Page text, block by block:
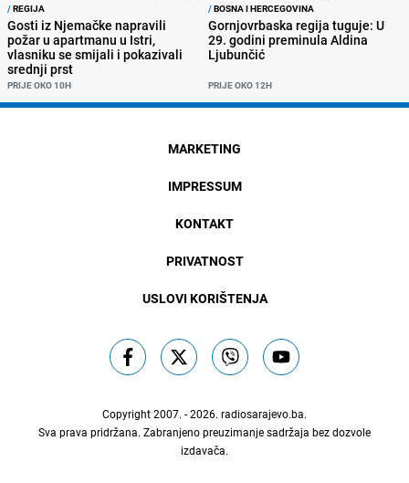
/REGIJA
Gosti iz Njemačke napravili
požar u apartmanu u Istri,
vlasniku se smijali i pokazivali
srednji prst
PRIJE OKO 10H
/BOSNA I HERCEGOVINA
Gornjovrbaska regija tuguje: U
29. godini preminula Aldina
Ljubunčić
PRIJE OKO 12H
MARKETING
IMPRESSUM
KONTAKT
PRIVATNOST
USLOVI KORIŠTENJA
Copyright 2007. - 2026. radiosarajevo.ba.
Sva prava pridržana. Zabranjeno preuzimanje sadržaja bez dozvole
izdavača.